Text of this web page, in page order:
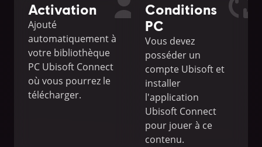
Activation
Ajouté
automatiquement à
votre bibliothèque
PC Ubisoft Connect
où vous pourrez le
télécharger.
Conditions
PC
Vous devez
posséder un
compte Ubisoft et
installer
l'application
Ubisoft Connect
pour jouer à ce
contenu.